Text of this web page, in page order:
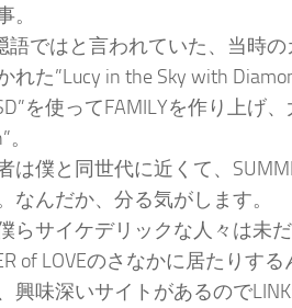
。
語ではと言われていた、当時の
れた”Lucy in the Sky with
を使ってFAMILYを作り上げ
は僕と同世代に近くて、
なんだか、分る気がします。
らサイケデリックな人々は未
of LOVEのさなかに居たりする
興味深いサイトがあるのでLINK